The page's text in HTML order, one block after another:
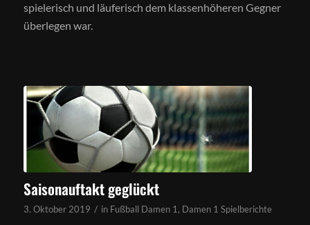
spielerisch und läuferisch dem klassenhöheren Gegner
überlegen war.
Saisonauftakt geglückt
3. Oktober 2019 / in Fußball Damen 1, Damen 1 Spielberichte